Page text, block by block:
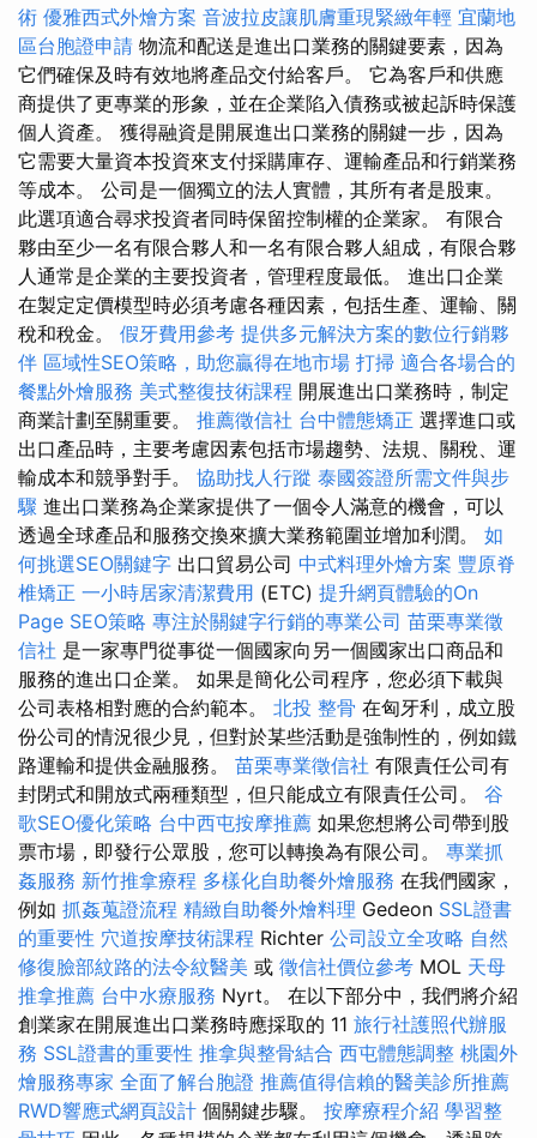
術 優雅西式外燴方案 音波拉皮讓肌膚重現緊緻年輕 宜蘭地
區台胞證申請 物流和配送是進出口業務的關鍵要素，因為
它們確保及時有效地將產品交付給客戶。 它為客戶和供應
商提供了更專業的形象，並在企業陷入債務或被起訴時保護
個人資產。 獲得融資是開展進出口業務的關鍵一步，因為
它需要大量資本投資來支付採購庫存、運輸產品和行銷業務
等成本。 公司是一個獨立的法人實體，其所有者是股東。
此選項適合尋求投資者同時保留控制權的企業家。 有限合
夥由至少一名有限合夥人和一名有限合夥人組成，有限合夥
人通常是企業的主要投資者，管理程度最低。 進出口企業
在製定定價模型時必須考慮各種因素，包括生產、運輸、關
稅和稅金。 假牙費用參考 提供多元解決方案的數位行銷夥
伴 區域性SEO策略，助您贏得在地市場 打掃 適合各場合的
餐點外燴服務 美式整復技術課程 開展進出口業務時，制定
商業計劃至關重要。 推薦徵信社 台中體態矯正 選擇進口或
出口產品時，主要考慮因素包括市場趨勢、法規、關稅、運
輸成本和競爭對手。 協助找人行蹤 泰國簽證所需文件與步
驟 進出口業務為企業家提供了一個令人滿意的機會，可以
透過全球產品和服務交換來擴大業務範圍並增加利潤。 如
何挑選SEO關鍵字 出口貿易公司 中式料理外燴方案 豐原脊
椎矯正 一小時居家清潔費用 (ETC) 提升網頁體驗的On
Page SEO策略 專注於關鍵字行銷的專業公司 苗栗專業徵
信社 是一家專門從事從一個國家向另一個國家出口商品和
服務的進出口企業。 如果是簡化公司程序，您必須下載與
公司表格相對應的合約範本。 北投 整骨 在匈牙利，成立股
份公司的情況很少見，但對於某些活動是強制性的，例如鐵
路運輸和提供金融服務。 苗栗專業徵信社 有限責任公司有
封閉式和開放式兩種類型，但只能成立有限責任公司。 谷
歌SEO優化策略 台中西屯按摩推薦 如果您想將公司帶到股
票市場，即發行公眾股，您可以轉換為有限公司。 專業抓
姦服務 新竹推拿療程 多樣化自助餐外燴服務 在我們國家，
例如 抓姦蒐證流程 精緻自助餐外燴料理 Gedeon SSL證書
的重要性 穴道按摩技術課程 Richter 公司設立全攻略 自然
修復臉部紋路的法令紋醫美 或 徵信社價位參考 MOL 天母
推拿推薦 台中水療服務 Nyrt。 在以下部分中，我們將介紹
創業家在開展進出口業務時應採取的 11 旅行社護照代辦服
務 SSL證書的重要性 推拿與整骨結合 西屯體態調整 桃園外
燴服務專家 全面了解台胞證 推薦值得信賴的醫美診所推薦
RWD響應式網頁設計 個關鍵步驟。 按摩療程介紹 學習整